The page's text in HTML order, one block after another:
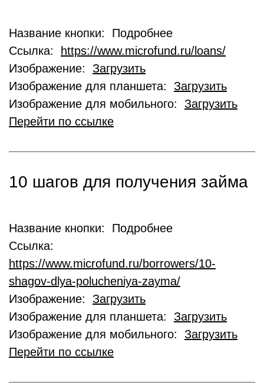
Название кнопки: Подробнее
Ссылка:
https://www.microfund.ru/loans/
Изображение: Загрузить
Изображение для планшета: Загрузить
Изображение для мобильного: Загрузить
Перейти по ссылке
10 шагов для получения займа
Название кнопки: Подробнее
Ссылка:
https://www.microfund.ru/borrowers/10-
shagov-dlya-polucheniya-zayma/
Изображение: Загрузить
Изображение для планшета: Загрузить
Изображение для мобильного: Загрузить
Перейти по ссылке